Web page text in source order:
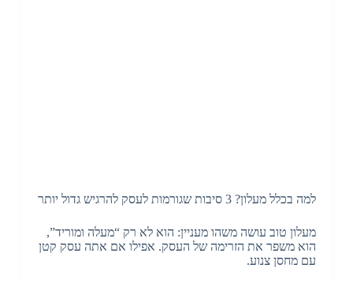
למה בכלל מעלון? 3 סיבות שגורמות לעסק להרגיש גדול יותר
מעלון טוב עושה משהו מעניין: הוא לא רק “מעלה ומוריד”,
הוא משפר את הזרימה של העסק. אפילו אם אתה עסק קטן
עם מחסן צנוע.